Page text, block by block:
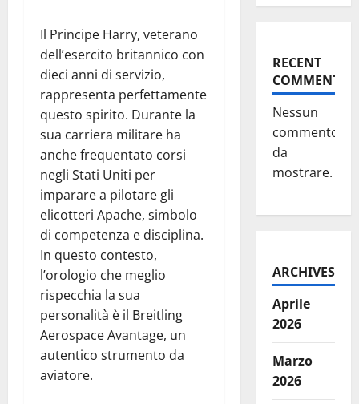
Il Principe Harry, veterano
dell’esercito britannico con
dieci anni di servizio,
rappresenta perfettamente
questo spirito. Durante la
sua carriera militare ha
anche frequentato corsi
negli Stati Uniti per
imparare a pilotare gli
elicotteri Apache, simbolo
di competenza e disciplina.
In questo contesto,
l’orologio che meglio
rispecchia la sua
personalità è il Breitling
Aerospace Avantage, un
autentico strumento da
aviatore.
RECENT
COMMENTS
Nessun
commento
da
mostrare.
ARCHIVES
Aprile
2026
Marzo
2026